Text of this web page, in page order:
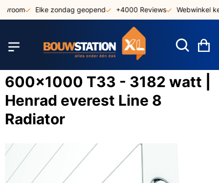
naar
Elke zondag geopend +4000 Reviews Webwinkel
600x1000 T33 - 3182 watt |
Henrad everest Line 8
Radiator